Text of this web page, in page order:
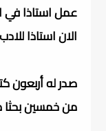
عمل استاذا في
الان استاذا
صدر له أربعون
من خمسين بحثا